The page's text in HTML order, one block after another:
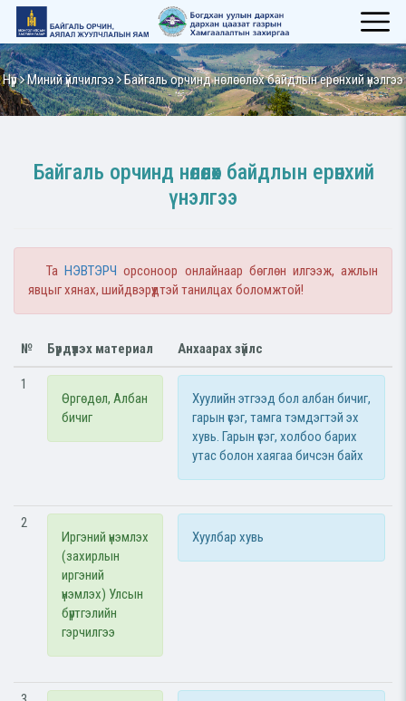
Нүүр Миний үйлчилгээ Байгаль орчинд нөлөөлөх байдлын ерөнхий үнэлгээ
Байгаль орчинд нөлөөлөх байдлын ерөнхий
үнэлгээ
ТаНЭВТЭРЧ орсоноор онлайнаар бөглөн илгээж, ажлын
явцыг хянах, шийдвэрүүдтэй танилцах боломжтой!
№ Бүрдүүлэх материал Анхаарах зүйлс
1
Өргөдөл, Албан
бичиг
Хуулийн этгээд бол албан бичиг,
гарын үсэг, тамга тэмдэгтэй эх
хувь. Гарын үсэг, холбоо барих
утас болон хаягаа бичсэн байх
2
Иргэний үнэмлэх
(захирлын
иргэний
үнэмлэх) Улсын
бүртгэлийн
гэрчилгээ
Хуулбар хувь